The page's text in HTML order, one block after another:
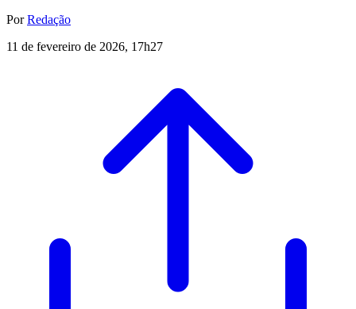
PorRedação
11 de fevereiro de 2026, 17h27